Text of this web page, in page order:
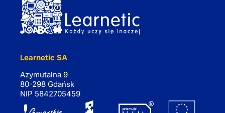
Learnetic SA
Azymutalna 9
80-298 Gdańsk
NIP 5842705459